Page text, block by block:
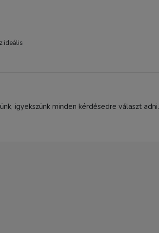
ideális
igyekszünk minden kérdésedre választ adni.